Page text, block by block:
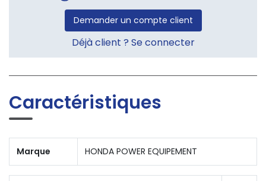
Demander un compte client
Déjà client ? Se connecter
Caractéristiques
Marque HONDA POWER EQUIPEMENT